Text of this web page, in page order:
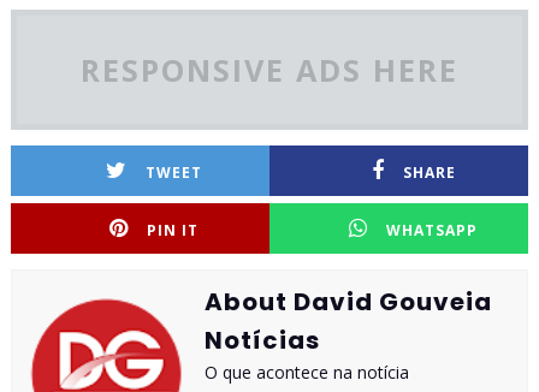
RESPONSIVE ADS HERE
TWEET SHARE
PIN IT WHATSAPP
About David Gouveia
Notícias
O que acontece na notícia